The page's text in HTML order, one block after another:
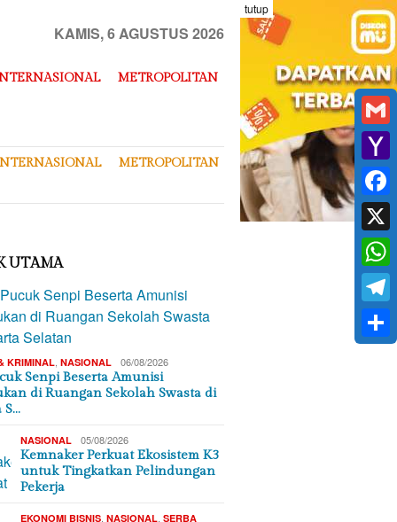
tutup
KAMIS, 6 AGUSTUS 2026
METROPOLITAN
METROPOLITAN
UTAMA
KRIMINAL ,NASIONAL 06/08/2026
Senpi Beserta Amunisi
di Ruangan Sekolah Swasta di
S…
NASIONAL 05/08/2026
Kemnaker Perkuat Ekosistem K3
untuk Tingkatkan Pelindungan
Pekerja
EKONOMI BISNIS ,NASIONAL ,SERBA
Mail
X